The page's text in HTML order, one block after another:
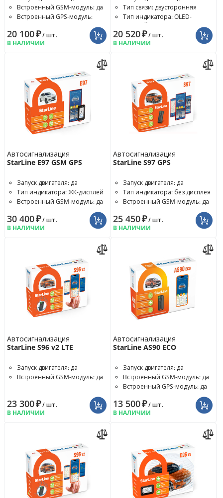
Встроенный GSM-модуль: да
Встроенный GPS-модуль:
20 100₽/ шт.
В НАЛИЧИИ
Тип связи: двусторонняя
Тип индикатора: OLED-
дисплей
20 520₽/ шт.
В НАЛИЧИИ
Автосигнализация
StarLine E97 GSM GPS
Запуск двигателя: да
Тип индикатора: ЖК-дисплей
Встроенный GSM-модуль: да
30 400₽/ шт.
В НАЛИЧИИ
Автосигнализация
StarLine S97 GPS
Запуск двигателя: да
Тип индикатора: без дисплея
Встроенный GSM-модуль: да
25 450₽/ шт.
В НАЛИЧИИ
Автосигнализация
StarLine S96 v2 LTE
Запуск двигателя: да
Встроенный GSM-модуль: да
23 300₽/ шт.
В НАЛИЧИИ
Автосигнализация
StarLine AS90 ECO
Запуск двигателя: да
Встроенный GSM-модуль: да
Встроенный GPS-модуль: да
13 500₽/ шт.
В НАЛИЧИИ